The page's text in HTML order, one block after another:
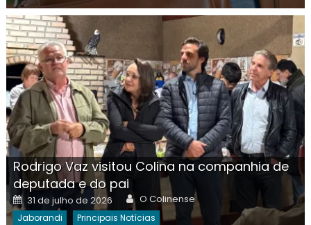
Rodrigo Vaz visitou Colina na companhia de
deputada e do pai
Posted
on
31 de julho de 2026 Author
O Colinense
Jaborandi Principais Notícias